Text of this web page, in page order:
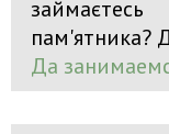
пам'ятника?
Да